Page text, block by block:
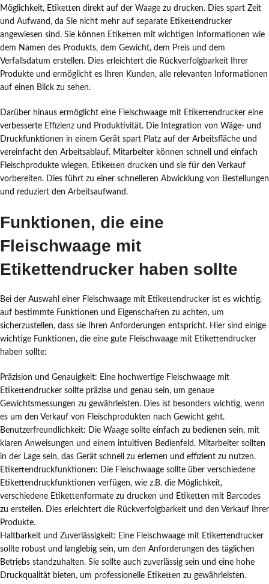
Möglichkeit, Etiketten direkt auf der Waage zu drucken. Dies spart Zeit
und Aufwand, da Sie nicht mehr auf separate Etikettendrucker
angewiesen sind. Sie können Etiketten mit wichtigen Informationen wie
dem Namen des Produkts, dem Gewicht, dem Preis und dem
Verfallsdatum erstellen. Dies erleichtert die Rückverfolgbarkeit Ihrer
Produkte und ermöglicht es Ihren Kunden, alle relevanten Informationen
auf einen Blick zu sehen.
Darüber hinaus ermöglicht eine Fleischwaage mit Etikettendrucker eine
verbesserte Effizienz und Produktivität. Die Integration von Wäge- und
Druckfunktionen in einem Gerät spart Platz auf der Arbeitsfläche und
vereinfacht den Arbeitsablauf. Mitarbeiter können schnell und einfach
Fleischprodukte wiegen, Etiketten drucken und sie für den Verkauf
vorbereiten. Dies führt zu einer schnelleren Abwicklung von Bestellungen
und reduziert den Arbeitsaufwand.
Funktionen, die eine
Fleischwaage mit
Etikettendrucker haben sollte
Bei der Auswahl einer Fleischwaage mit Etikettendrucker ist es wichtig,
auf bestimmte Funktionen und Eigenschaften zu achten, um
sicherzustellen, dass sie Ihren Anforderungen entspricht. Hier sind einige
wichtige Funktionen, die eine gute Fleischwaage mit Etikettendrucker
haben sollte:
Präzision und Genauigkeit: Eine hochwertige Fleischwaage mit
Etikettendrucker sollte präzise und genau sein, um genaue
Gewichtsmessungen zu gewährleisten. Dies ist besonders wichtig, wenn
es um den Verkauf von Fleischprodukten nach Gewicht geht.
Benutzerfreundlichkeit: Die Waage sollte einfach zu bedienen sein, mit
klaren Anweisungen und einem intuitiven Bedienfeld. Mitarbeiter sollten
in der Lage sein, das Gerät schnell zu erlernen und effizient zu nutzen.
Etikettendruckfunktionen: Die Fleischwaage sollte über verschiedene
Etikettendruckfunktionen verfügen, wie z.B. die Möglichkeit,
verschiedene Etikettenformate zu drucken und Etiketten mit Barcodes
zu erstellen. Dies erleichtert die Rückverfolgbarkeit und den Verkauf Ihrer
Produkte.
Haltbarkeit und Zuverlässigkeit: Eine Fleischwaage mit Etikettendrucker
sollte robust und langlebig sein, um den Anforderungen des täglichen
Betriebs standzuhalten. Sie sollte auch zuverlässig sein und eine hohe
Druckqualität bieten, um professionelle Etiketten zu gewährleisten.